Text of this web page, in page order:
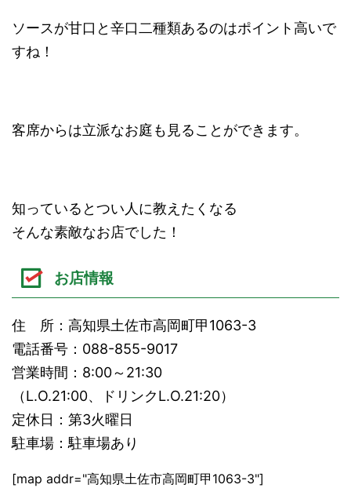
ソースが甘口と辛口二種類あるのはポイント高いで
すね！
客席からは立派なお庭も見ることができます。
知っているとつい人に教えたくなる
そんな素敵なお店でした！
お店情報
住 所：高知県土佐市高岡町甲1063-3
電話番号：088-855-9017
営業時間：8:00～21:30
（L.O.21:00、ドリンクL.O.21:20）
定休日：第3火曜日
駐車場：駐車場あり
[map addr="高知県土佐市高岡町甲1063-3"]